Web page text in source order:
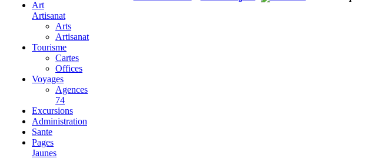
Art
Artisanat
Arts
Artisanat
Tourisme
Cartes
Offices
Voyages
Agences
74
Excursions
Administration
Sante
Pages
Jaunes